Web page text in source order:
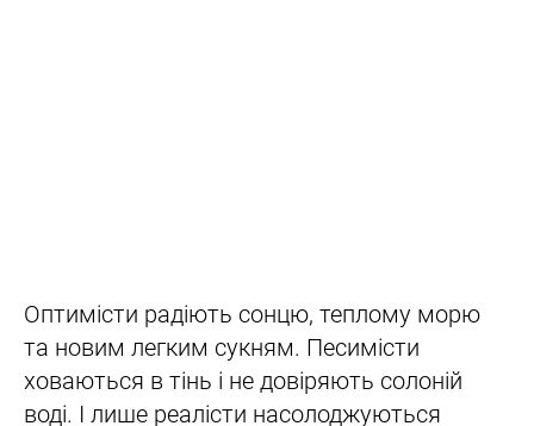
Оптимісти радіють сонцю, теплому морю
та новим легким сукням. Песимісти
ховаються в тінь і не довіряють солоній
воді. І лише реалісти насолоджуються